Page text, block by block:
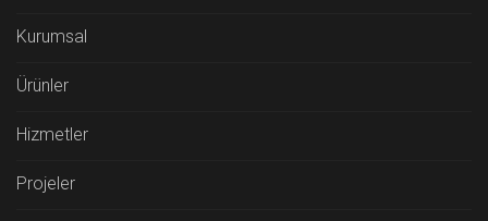
Kurumsal
Ürünler
Hizmetler
Projeler